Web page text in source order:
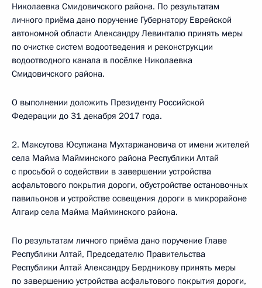
Николаевка Смидовичского района. По результатам
личного приёма дано поручение Губернатору Еврейской
автономной области Александру Левинталю принять меры
по очистке систем водоотведения и реконструкции
водоотводного канала в посёлке Николаевка
Смидовичского района.
О выполнении доложить Президенту Российской
Федерации до 31 декабря 2017 года.
2. Максутова Юсупжана Мухтаржановича от имени жителей
села Майма Майминского района Республики Алтай
с просьбой о содействии в завершении устройства
асфальтового покрытия дороги, обустройстве остановочных
павильонов и устройстве освещения дороги в микрорайоне
Алгаир села Майма Майминского района.
По результатам личного приёма дано поручение Главе
Республики Алтай, Председателю Правительства
Республики Алтай Александру Бердникову принять меры
по завершению устройства асфальтового покрытия дороги,